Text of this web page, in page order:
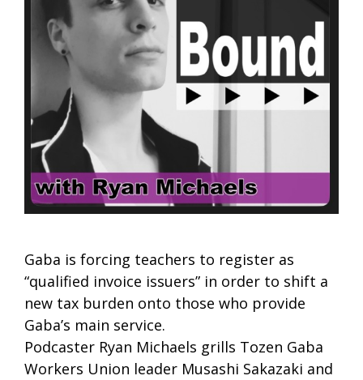
Gaba is forcing teachers to register as
“qualified invoice issuers” in order to shift a
new tax burden onto those who provide
Gaba’s main service.
Podcaster Ryan Michaels grills Tozen Gaba
Workers Union leader Musashi Sakazaki and